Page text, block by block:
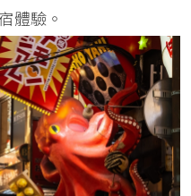
體驗。